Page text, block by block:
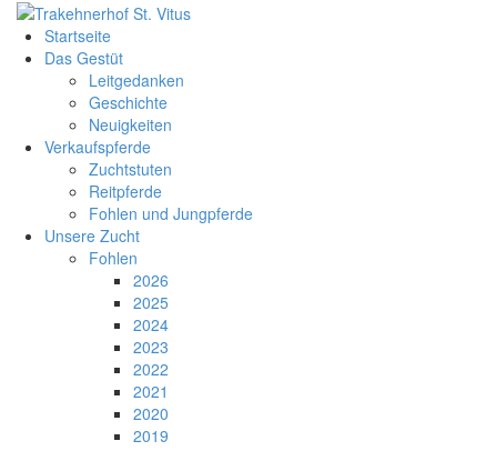
Startseite
Das Gestüt
Leitgedanken
Geschichte
Neuigkeiten
Verkaufspferde
Zuchtstuten
Reitpferde
Fohlen und Jungpferde
Unsere Zucht
Fohlen
2026
2025
2024
2023
2022
2021
2020
2019